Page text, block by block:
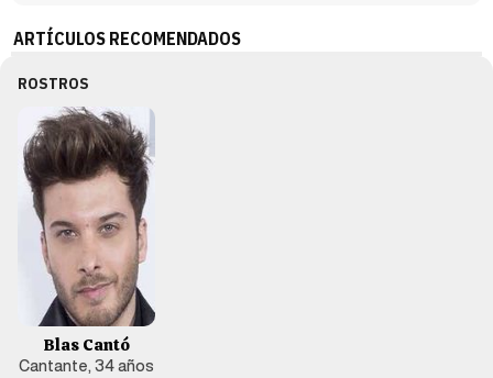
ARTÍCULOS RECOMENDADOS
ROSTROS
Blas Cantó
Cantante, 34 años